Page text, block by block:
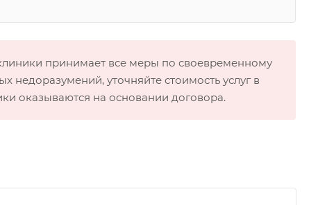
принимает все меры по своевременному
уточняйте стоимость услуг в
оказываются на основании договора.